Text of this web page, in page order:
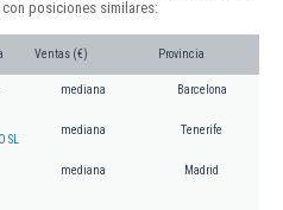
posiciones similares:
Ventas (€) Provincia
mediana Barcelona
mediana Tenerife
mediana Madrid